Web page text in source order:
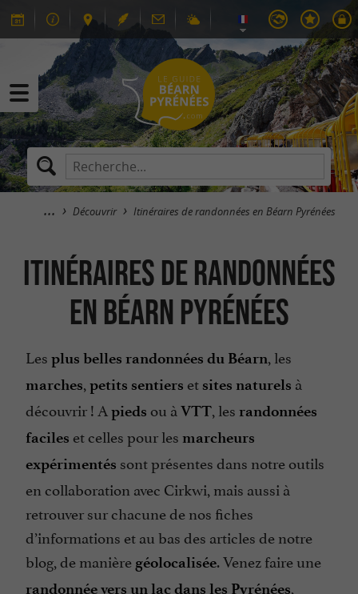
Découvrir Itinéraires de randonnées en Béarn Pyrénées
Itinéraires de randonnées
en Béarn Pyrénées
Les plus belles randonnées du Béarn, les
marches, petits sentiers et sites naturels à
découvrir ! A pieds ou à VTT, les randonnées
faciles et celles pour les marcheurs
expérimentés sont présentes dans notre outils
en collaboration avec Cirkwi, mais aussi à
retrouver sur chacune de nos fiches
d’informations et au bas des articles de notre
blog, de manière géolocalisée. Venez faire une
randonnée vers un lac dans les Pyrénées,